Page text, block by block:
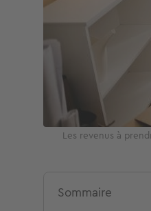
Les revenus à
Sommaire